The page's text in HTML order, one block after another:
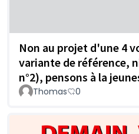
Non au projet d'une 4
variante de référence,
n°2), pensons à la
Thomas 0